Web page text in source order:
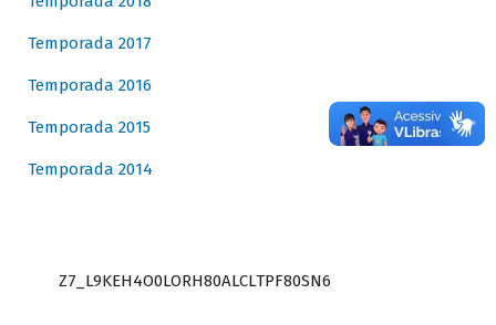
Temporada 2017
Temporada 2016
Temporada 2015
Temporada 2014
Z7_L9KEH4O0LORH80ALCLTPF80SN6